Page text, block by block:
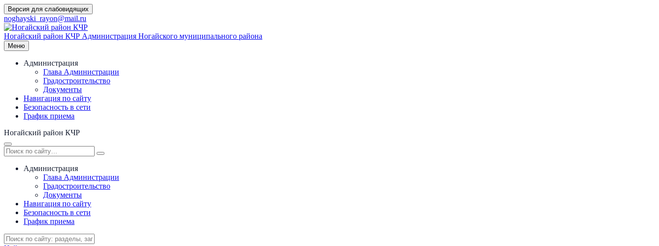
Перейти
к
содержимому
Версия для слабовидящих
noghayski_rayon@mail.ru
Ногайский район КЧР Администрация Ногайского муниципального района
Меню
Администрация
Глава Администрации
Градостроительство
Документы
Навигация по сайту
Безопасность в сети
График приема
Ногайский район КЧР
Администрация
Глава Администрации
Градостроительство
Документы
Навигация по сайту
Безопасность в сети
График приема